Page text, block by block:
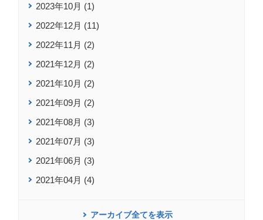
2023年10月 (1)
2022年12月 (11)
2022年11月 (2)
2021年12月 (2)
2021年10月 (2)
2021年09月 (2)
2021年08月 (3)
2021年07月 (3)
2021年06月 (3)
2021年04月 (4)
アーカイブ全てを表示